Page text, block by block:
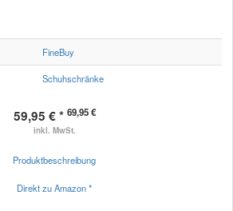
FineBuy
Schuhschränke
59,95 € * 69,95 €
inkl. MwSt.
Produktbeschreibung
Direkt zu Amazon *